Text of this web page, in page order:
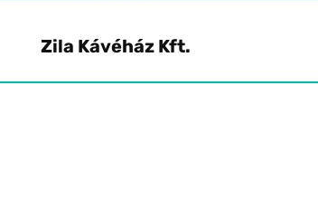
Zila Kávéház Kft.